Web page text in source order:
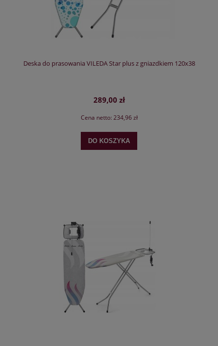
Deska do prasowania VILEDA Star plus z gniazdkiem 120x38
289,00 zł
Cena netto: 234,96 zł
DO KOSZYKA